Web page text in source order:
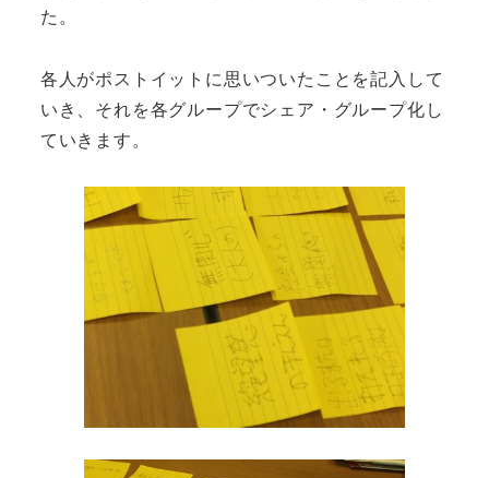
た。
各人がポストイットに思いついたことを記入して
いき、それを各グループでシェア・グループ化し
ていきます。